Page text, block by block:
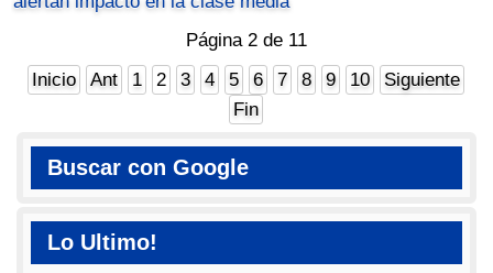
Página 2 de 11
Inicio
Ant 1 2 3 4 5 6 7 8 9 10
Siguiente
Fin
Buscar con Google
Lo Ultimo!